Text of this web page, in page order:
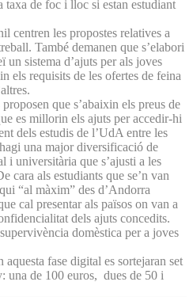
taxa de foc i lloc si estan estudiant
centren les propostes relatives a
També demanen que s’elabori
un sistema d’ajuts per als joves
els requisits de les ofertes de feina
que s’abaixin els preus de
es millorin els ajuts per accedir-hi
dels estudis de l’UdA entre les
una major diversificació de
i universitària que s’ajusti a les
cara als estudiants que se’n van
“al màxim” des d’Andorra
cal presentar als països on van a
dels ajuts concedits.
domèstica per a joves
fase digital es sortejaran set
una de 100 euros, dues de 50 i